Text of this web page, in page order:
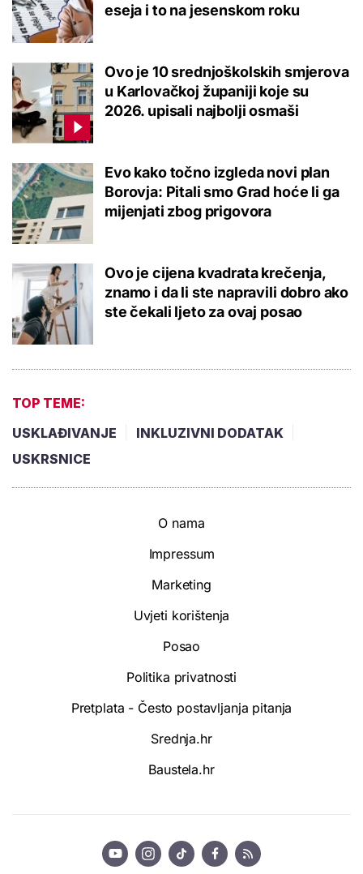
eseja i to na jesenskom roku
Ovo je 10 srednjoškolskih smjerova
u Karlovačkoj županiji koje su
2026. upisali najbolji osmaši
Evo kako točno izgleda novi plan
Borovja: Pitali smo Grad hoće li ga
mijenjati zbog prigovora
Ovo je cijena kvadrata krečenja,
znamo i da li ste napravili dobro ako
ste čekali ljeto za ovaj posao
TOP TEME:
USKLAĐIVANJE
INKLUZIVNI DODATAK
USKRSNICE
O nama
Impressum
Marketing
Uvjeti korištenja
Posao
Politika privatnosti
Pretplata - Često postavljanja pitanja
Srednja.hr
Baustela.hr